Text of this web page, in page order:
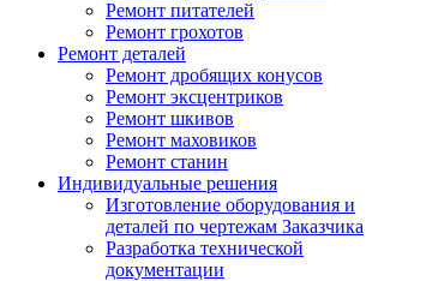
Ремонт питателей
Ремонт грохотов
Ремонт деталей
Ремонт дробящих конусов
Ремонт эксцентриков
Ремонт шкивов
Ремонт маховиков
Ремонт станин
Индивидуальные решения
Изготовление оборудования и
деталей по чертежам Заказчика
Разработка технической
документации